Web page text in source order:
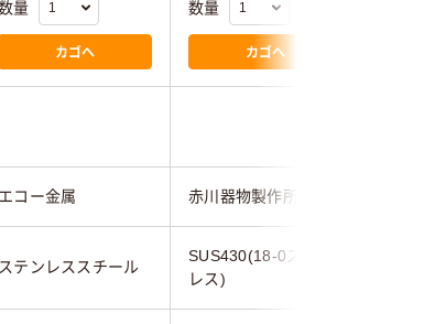
量
カゴへ
数量
カゴへ
エコー金属 赤川器物製作所
ステンレススチール
SUS430(18-0ステン
レス)